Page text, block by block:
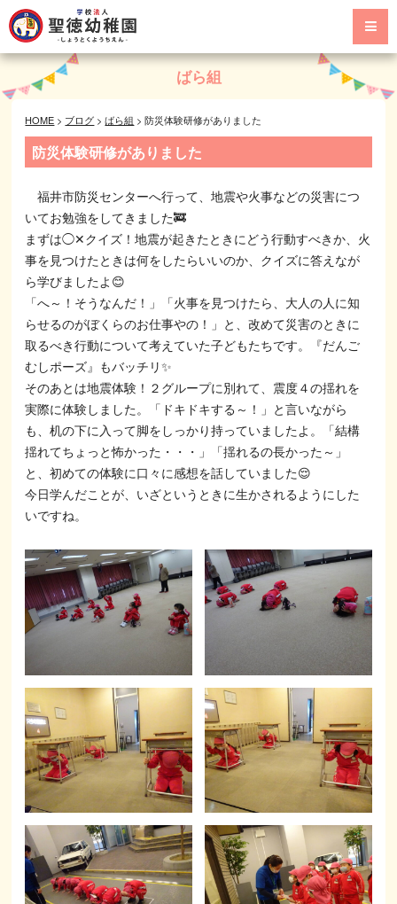
ばら組
HOME > ブログ >ばら組 >防災体験研修がありました
防災体験研修がありました
福井市防災センターへ行って、地震や火事などの災害につ
いてお勉強をしてきました🚒
まずは◯✕クイズ！地震が起きたときにどう行動すべきか、火
事を見つけたときは何をしたらいいのか、クイズに答えなが
ら学びましたよ😊
「へ～！そうなんだ！」「火事を見つけたら、大人の人に知
らせるのがぼくらのお仕事やの！」と、改めて災害のときに
取るべき行動について考えていた子どもたちです。『だんご
むしポーズ』もバッチリ✨
そのあとは地震体験！２グループに別れて、震度４の揺れを
実際に体験しました。「ドキドキする～！」と言いながら
も、机の下に入って脚をしっかり持っていましたよ。「結構
揺れてちょっと怖かった・・・」「揺れるの長かった～」
と、初めての体験に口々に感想を話していました😌
今日学んだことが、いざというときに生かされるようにした
いですね。